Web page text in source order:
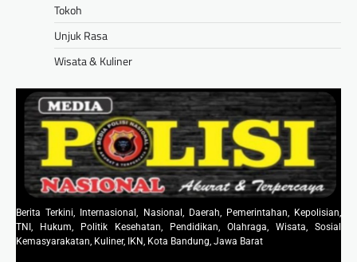
Tokoh
Unjuk Rasa
Wisata & Kuliner
Berita Terkini, Internasional, Nasional, Daerah, Pemerintahan, Kepolisian,
TNI, Hukum, Politik Kesehatan, Pendidikan, Olahraga, Wisata, Sosial
Kemasyarakatan, Kuliner, IKN, Kota Bandung, Jawa Barat